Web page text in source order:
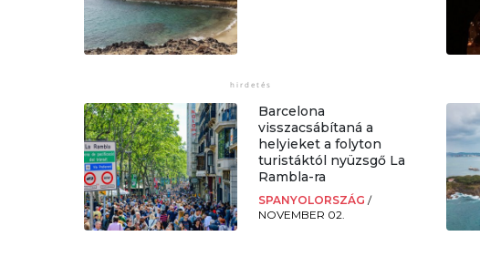
Barcelona
visszacsábítaná a
helyieket a folyton
turistáktól nyüzsgő La
Rambla-ra
SPANYOLORSZÁG/
NOVEMBER 02.